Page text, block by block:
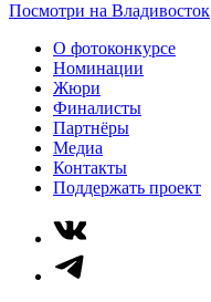
Посмотри на Владивосток
О фотоконкурсе
Номинации
Жюри
Финалисты
Партнёры
Медиа
Контакты
Поддержать проект